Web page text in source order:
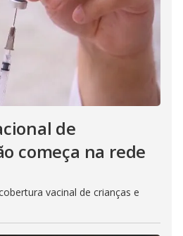
de
começa na rede
vacinal de crianças e